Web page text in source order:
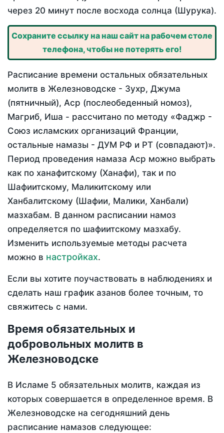
через 20 минут после восхода солнца (Шурука).
Сохраните ссылку на наш сайт на рабочем столе
телефона, чтобы не потерять его!
Расписание времени остальных обязательных
молитв в Железноводске - Зухр, Джума
(пятничный), Аср (послеобеденный номоз),
Магриб, Иша - рассчитано по методу «Фаджр -
Союз исламских организаций Франции,
остальные намазы - ДУМ РФ и РТ (совпадают)».
Период проведения намаза Аср можно выбрать
как по ханафитскому (Ханафи), так и по
Шафиитскому, Маликитскому или
Ханбалитскому (Шафии, Малики, Ханбали)
мазхабам. В данном расписании намоз
определяется по шафиитскому мазхабу.
Изменить используемые методы расчета
можно в настройках.
Если вы хотите поучаствовать в наблюдениях и
сделать наш график азанов более точным, то
свяжитесь с нами.
Время обязательных и
добровольных молитв в
Железноводске
В Исламе 5 обязательных молитв, каждая из
которых совершается в определенное время. В
Железноводске на сегодняшний день
расписание намазов следующее: